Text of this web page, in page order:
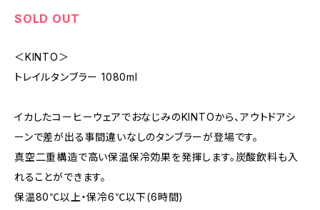
SOLD OUT
＜KINTO＞
トレイルタンブラー 1080ml
イカしたコーヒーウェアでおなじみのKINTOから、アウトドアシ
ーンで差が出る事間違いなしのタンブラーが登場です。
真空二重構造で高い保温保冷効果を発揮します。炭酸飲料も入
れることができます。
保温80℃以上・保冷6℃以下(6時間)